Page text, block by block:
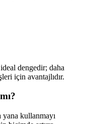
dengedir; daha
için avantajlıdır.
kullanmayı